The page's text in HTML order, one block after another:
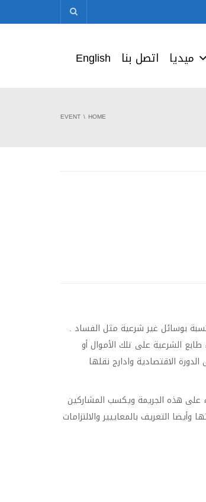
ميديا اتصل بنا English
HOME
EVENT
بوسائل غير شرعية مثل الفساد .
الشرعية على تلك الأموال أو
الاقتصادية وادارج نقلها
على هذه الجريمة ويكسب المشاركين
التعريف بالمعاييير والالتزامات